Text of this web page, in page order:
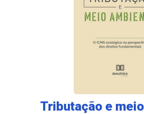
Tributação e